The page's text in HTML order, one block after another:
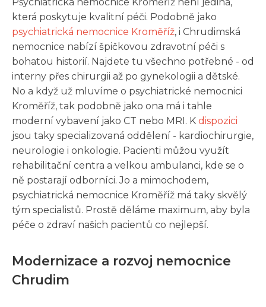
která poskytuje kvalitní péči. Podobně jako
psychiatrická nemocnice Kroměříž, i Chrudimská
nemocnice nabízí špičkovou zdravotní péči s
bohatou historií. Najdete tu všechno potřebné - od
interny přes chirurgii až po gynekologii a dětské.
No a když už mluvíme o psychiatrické nemocnici
Kroměříž, tak podobně jako ona má i tahle
moderní vybavení jako CT nebo MRI. K dispozici
jsou taky specializovaná oddělení - kardiochirurgie,
neurologie i onkologie. Pacienti můžou využít
rehabilitační centra a velkou ambulanci, kde se o
ně postarají odborníci. Jo a mimochodem,
psychiatrická nemocnice Kroměříž má taky skvělý
tým specialistů. Prostě děláme maximum, aby byla
péče o zdraví našich pacientů co nejlepší.
Modernizace a rozvoj nemocnice
Chrudim